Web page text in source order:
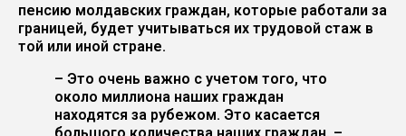
пенсию молдавских граждан, которые работали за
границей, будет учитываться их трудовой стаж в
той или иной стране.
– Это очень важно с учетом того, что
около миллиона наших граждан
находятся за рубежом. Это касается